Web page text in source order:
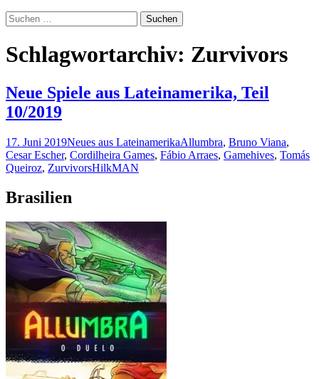
Suchen
nach:
Schlagwortarchiv: Zurvivors
Neue Spiele aus Lateinamerika, Teil
10/2019
17. Juni 2019Neues aus LateinamerikaAllumbra, Bruno Viana,
Cesar Escher, Cordilheira Games, Fábio Arraes, Gamehives, Tomás
Queiroz, ZurvivorsHilkMAN
Brasilien